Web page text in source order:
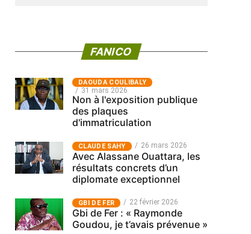
FANICO
‎DAOUDA COULIBALY
31 mars 2026
Non à l'exposition publique
des plaques
d'immatriculation
CLAUDE SAHY 26 mars 2026
Avec Alassane Ouattara, les
résultats concrets d’un
diplomate exceptionnel
GBI DE FER 22 février 2026
Gbi de Fer : « Raymonde
Goudou, je t’avais prévenue »